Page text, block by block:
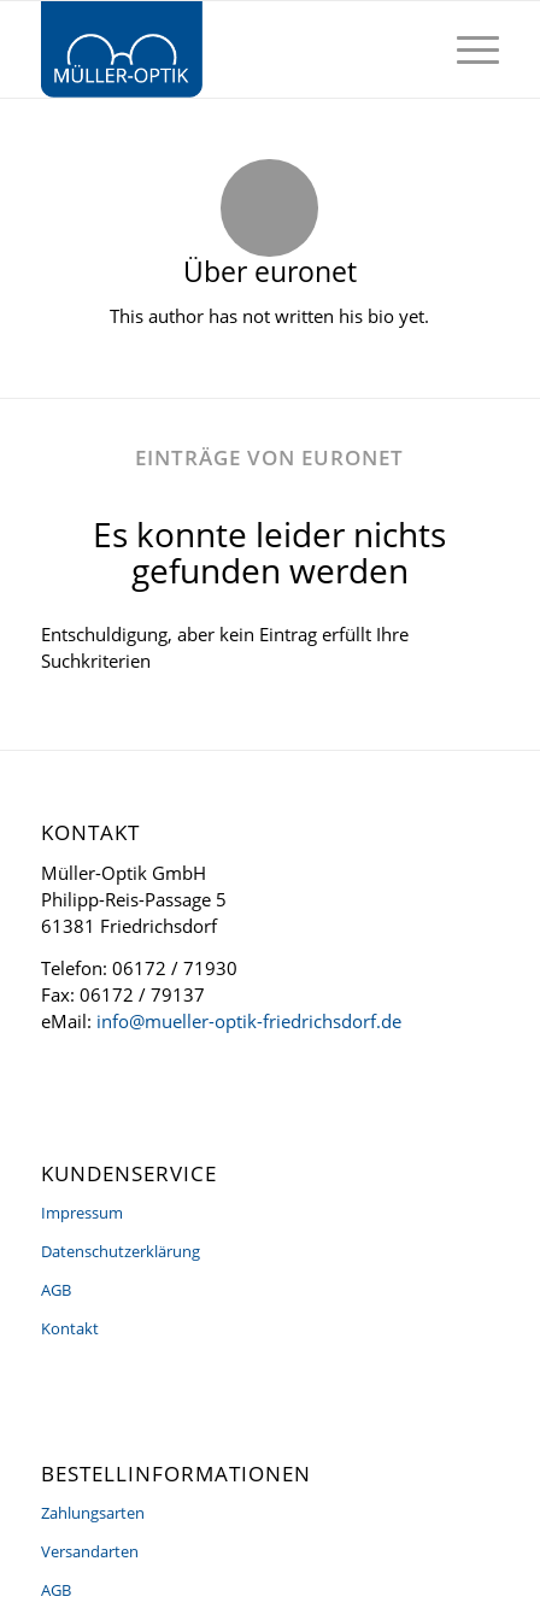
Über euronet
This author has not written his bio yet.
EINTRÄGE VON EURONET
Es konnte leider nichts
gefunden werden
Entschuldigung, aber kein Eintrag erfüllt Ihre
Suchkriterien
KONTAKT
Müller-Optik GmbH
Philipp-Reis-Passage 5
61381 Friedrichsdorf
Telefon: 06172 / 71930
Fax: 06172 / 79137
eMail: info@mueller-optik-friedrichsdorf.de
KUNDENSERVICE
Impressum
Datenschutzerklärung
AGB
Kontakt
BESTELLINFORMATIONEN
Zahlungsarten
Versandarten
AGB